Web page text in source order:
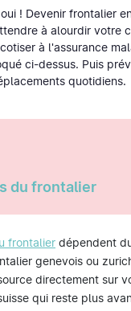
! Devenir frontalier
à alourdir votre
à l'assurance
ci-dessus. Puis
quotidiens.
du frontalier
frontalier dépendent
genevois ou
directement sur
qui reste plus